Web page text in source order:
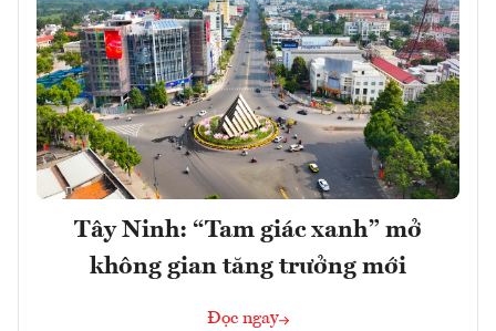
Tây Ninh: “Tam giác xanh” mở
không gian tăng trưởng mới
Đọc ngay